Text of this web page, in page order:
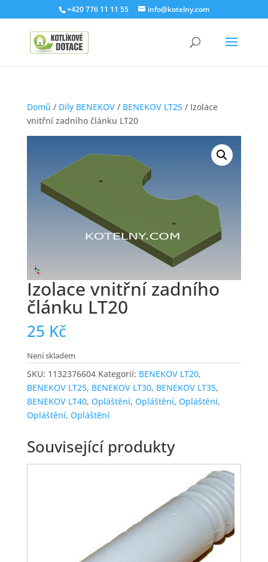
+420 776 11 11 55 info@kotelny.com
Domů / Díly BENEKOV/ BENEKOV LT25/ Izolace
vnitřní zadního článku LT20
Izolace vnitřní zadního
článku LT20
25 Kč
Není skladem
SKU: 1132376604 Kategorií: BENEKOV LT20,
BENEKOV LT25, BENEKOV LT30, BENEKOV LT35,
BENEKOV LT40, Opláštění, Opláštění, Opláštění,
Opláštění, Opláštění
Související produkty